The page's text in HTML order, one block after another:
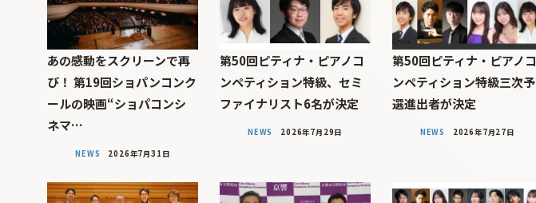
あの感動をスクリーンで再
び！ 第19回ショパンコンク
ールの映画“ショパコンシ
ネマ…
NEWS 2026年7月31日
第50回ピティナ・ピアノコ
ンペティション特級、セミ
ファイナリスト6名が決定
NEWS 2026年7月29日
第50回ピティナ・ピアノコ
ンペティション特級三次予
選進出者が決定
NEWS 2026年7月27日